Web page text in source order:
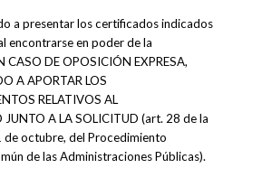
a presentar los certificados indicados
encontrarse en poder de la
CASO DE OPOSICIÓN EXPRESA,
A APORTAR LOS
RELATIVOS AL
JUNTO A LA SOLICITUD (art. 28 de la
de octubre, del Procedimiento
de las Administraciones Públicas).